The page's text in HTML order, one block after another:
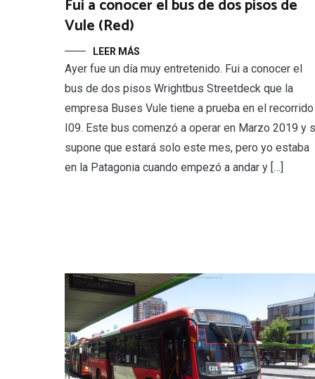
Fui a conocer el bus de dos pisos de
Vule (Red)
LEER MÁS
Ayer fue un día muy entretenido. Fui a conocer el
bus de dos pisos Wrightbus Streetdeck que la
empresa Buses Vule tiene a prueba en el recorrido
I09. Este bus comenzó a operar en Marzo 2019 y
supone que estará solo este mes, pero yo estaba
en la Patagonia cuando empezó a andar y […]